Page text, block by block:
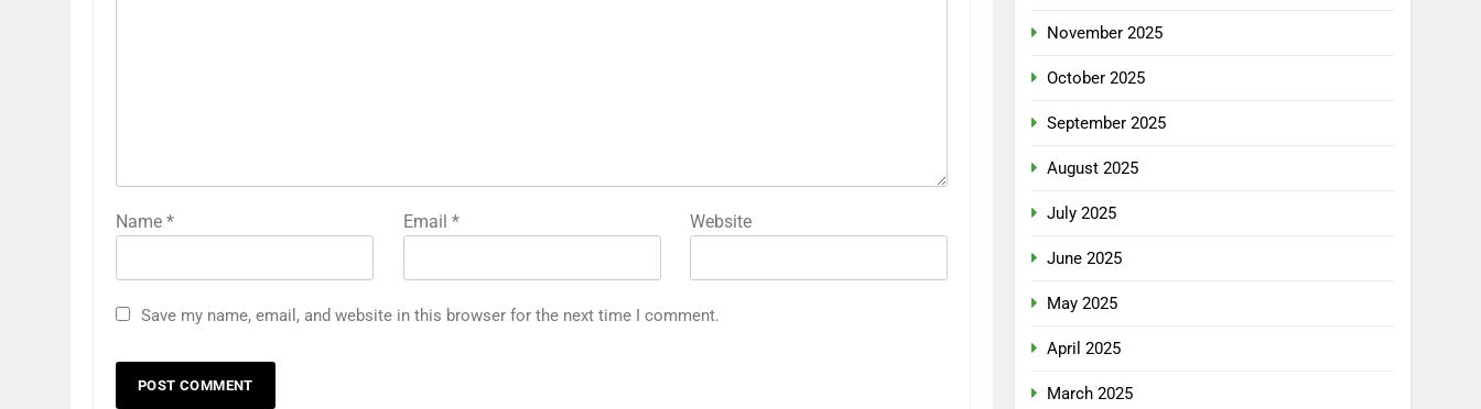
Name * Email * Website
Save my name, email, and website in this browser for the next time I comment.
November 2025
October 2025
September 2025
August 2025
July 2025
June 2025
May 2025
April 2025
March 2025